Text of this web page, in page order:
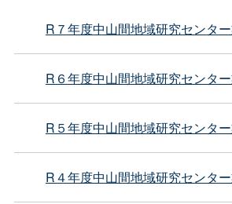
R７年度中山間地域研究センタ
R６年度中山間地域研究センタ
R５年度中山間地域研究センタ
R４年度中山間地域研究センタ